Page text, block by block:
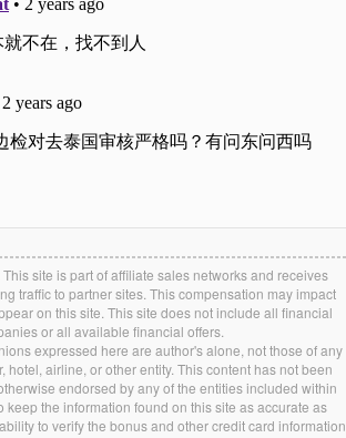
site is part of affiliate sales networks and receives
traffic to partner sites. This compensation may impact
on this site. This site does not include all financial
or all available financial offers.
expressed here are author's alone, not those of any
hotel, airline, or other entity. This content has not been
endorsed by any of the entities included within
keep the information found on this site as accurate as
to verify the bonus and other credit card information